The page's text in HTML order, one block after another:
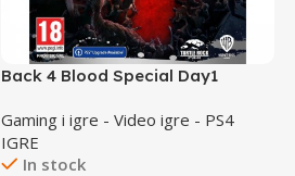
Back 4 Blood Special Day1
Gaming i igre - Video igre - PS4
IGRE
In stock